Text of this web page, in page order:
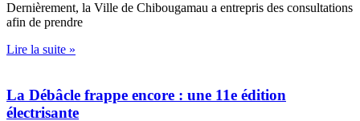
Dernièrement, la Ville de Chibougamau a entrepris des consultations
afin de prendre
Lire la suite »
La Débâcle frappe encore : une 11e édition
électrisante